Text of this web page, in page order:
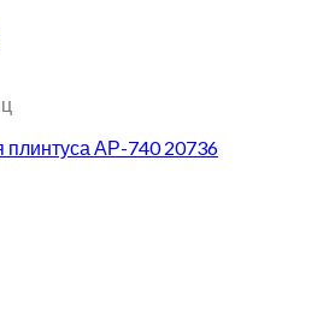
плинтуса АР-740 20736